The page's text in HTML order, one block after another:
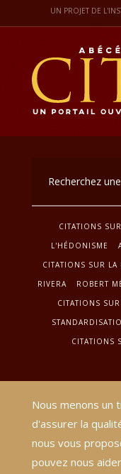
UN PROJET DE
CITATIONS
L'HÉDONISME
CITATIONS SUR LA
RIVERA
ROBERT
CITATIONS
CITATIONS
Nous menons un
d'assurer la
nous vous
pouvez nous